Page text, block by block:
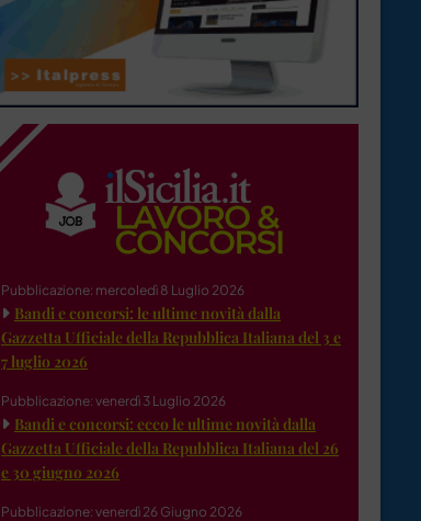
Pubblicazione: mercoledì 8 Luglio 2026
Bandi e concorsi: le ultime novità dalla
Gazzetta Ufficiale della Repubblica Italiana del 3 e
7 luglio 2026
Pubblicazione: venerdì 3 Luglio 2026
Bandi e concorsi: ecco le ultime novità dalla
Gazzetta Ufficiale della Repubblica Italiana del 26
e 30 giugno 2026
Pubblicazione: venerdì 26 Giugno 2026